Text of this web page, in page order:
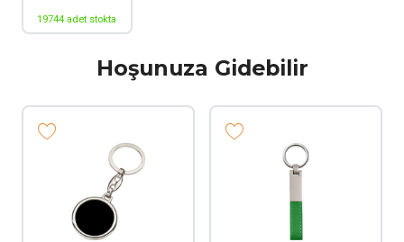
19744 adet stokta
Hoşunuza Gidebilir